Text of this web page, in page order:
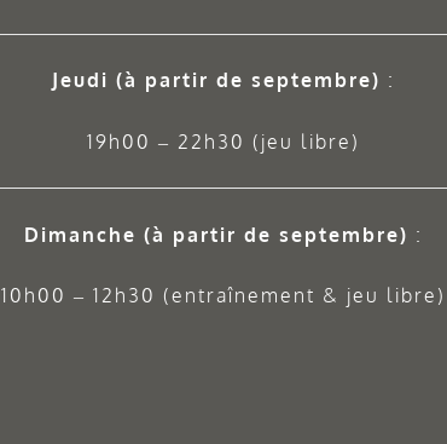
Jeudi (à partir de septembre) :
19h00 – 22h30 (jeu libre)
Dimanche (à partir de septembre) :
10h00 – 12h30 (entraînement & jeu libre)